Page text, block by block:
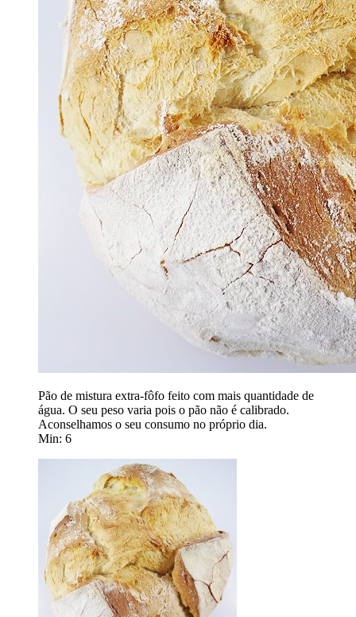
Pão de mistura extra-fôfo feito com mais quantidade de
água. O seu peso varia pois o pão não é calibrado.
Aconselhamos o seu consumo no próprio dia.
Min: 6